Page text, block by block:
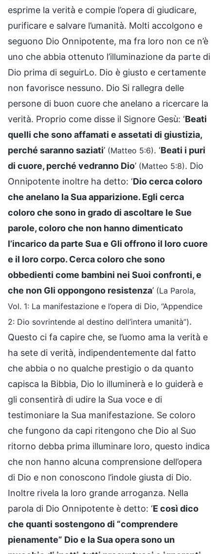
esprime la verità e compie l’opera di giudicare,
purificare e salvare l’umanità. Molti accolgono e
seguono Dio Onnipotente, ma fra loro non ce n’è
uno che abbia ottenuto l’illuminazione da parte di
Dio prima di seguirLo. Dio è giusto e certamente
non favorisce nessuno. Dio Si rallegra delle
persone di buon cuore che anelano a ricercare la
verità. Proprio come disse il Signore Gesù: ‘Beati
quelli che sono affamati e assetati di giustizia,
perché saranno saziati’ (Matteo 5:6). ‘Beati i puri
di cuore, perché vedranno Dio’ (Matteo 5:8). Dio
Onnipotente inoltre ha detto: ‘Dio cerca coloro
che anelano la Sua apparizione. Egli cerca
coloro che sono in grado di ascoltare le Sue
parole, coloro che non hanno dimenticato
l’incarico da parte Sua e Gli offrono il loro cuore
e il loro corpo. Cerca coloro che sono
obbedienti come bambini nei Suoi confronti, e
che non Gli oppongono resistenza’ (La Parola,
Vol. 1: La manifestazione e l’opera di Dio, “Appendice
2: Dio sovrintende al destino dell’intera umanità”).
Questo ci fa capire che, se l’uomo ama la verità e
ha sete di verità, indipendentemente dal fatto
che abbia o no qualche prestigio o da quanto
capisca la Bibbia, Dio lo illuminerà e lo guiderà e
gli consentirà di udire la Sua voce e di
testimoniare la Sua manifestazione. Se coloro
che fungono da capi ritengono che Dio al Suo
ritorno debba prima illuminare loro, questo indica
che non hanno alcuna comprensione dell’opera
di Dio e non conoscono l’indole giusta di Dio.
Inoltre rivela la loro grande arroganza. Nella
parola di Dio Onnipotente è detto: ‘E così dico
che quanti sostengono di “comprendere
pienamente” Dio e la Sua opera sono un